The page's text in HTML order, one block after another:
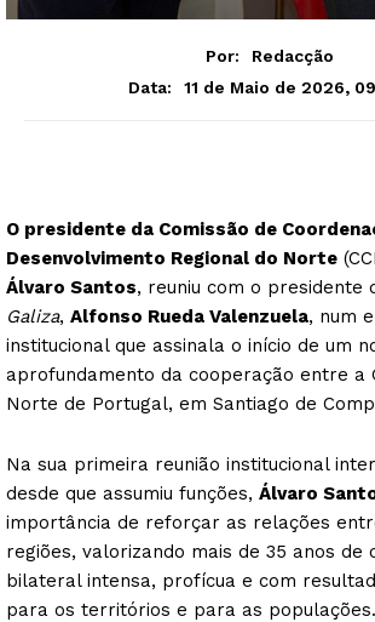
Por:
Redacção
Data:
11 de Maio de 2026,
O presidente da Comissão de
Desenvolvimento Regional do Norte
Álvaro Santos, reuniu com o presidente
Galiza, Alfonso Rueda Valenzuela, num
institucional que assinala o início de um
aprofundamento da cooperação entre a
Norte de Portugal, em Santiago de
Na sua primeira reunião institucional
desde que assumiu funções, Álvaro
importância de reforçar as relações
regiões, valorizando mais de 35 anos de
bilateral intensa, profícua e com
para os territórios e para as populações.